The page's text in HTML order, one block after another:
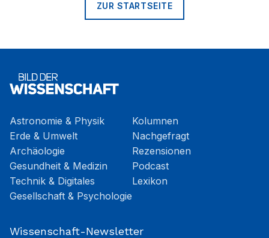
ZUR STARTSEITE
Astronomie & Physik
Erde & Umwelt
Archäologie
Gesundheit & Medizin
Technik & Digitales
Gesellschaft & Psychologie
Kolumnen
Nachgefragt
Rezensionen
Podcast
Lexikon
Wissenschaft-Newsletter